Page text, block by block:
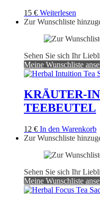
15 € Weiterlesen
Zur Wunschliste
Sehen Sie sich Ihr
Meine Wunschliste
KRÄUTER-
TEEBEUTEL
12 € In den Warenkorb
Zur Wunschliste
Sehen Sie sich Ihr
Meine Wunschliste